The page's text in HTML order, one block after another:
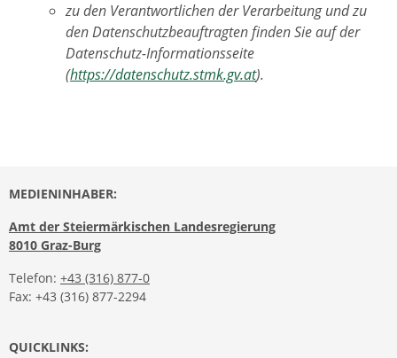
zu den Verantwortlichen der Verarbeitung und zu
den Datenschutzbeauftragten finden Sie auf der
Datenschutz-Informationsseite
(https://datenschutz.stmk.gv.at).
MEDIENINHABER:
Amt der Steiermärkischen Landesregierung
8010 Graz-Burg
Telefon: +43 (316) 877-0
Fax: +43 (316) 877-2294
QUICKLINKS: